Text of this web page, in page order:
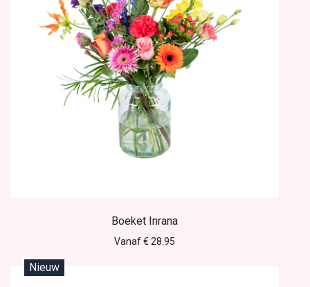
Boeket Inrana
Vanaf € 28.95
Nieuw